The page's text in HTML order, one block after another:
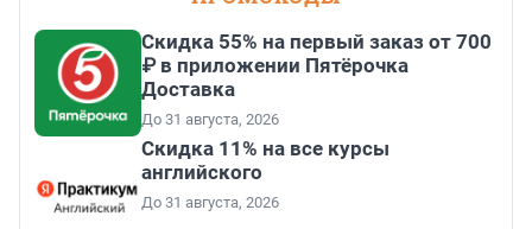
Скидка 55% на первый заказ от 700
₽ в приложении Пятёрочка
Доставка
До 31 августа, 2026
Скидка 11% на все курсы
английского
До 31 августа, 2026